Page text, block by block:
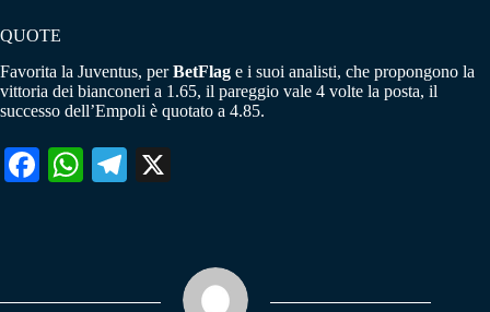
QUOTE
Favorita la Juventus, perBetFlag e i suoi analisti, che propongono la
vittoria dei bianconeri a 1.65, il pareggio vale 4 volte la posta, il
successo dell’Empoli è quotato a 4.85.
Fa W
pp
Te
m